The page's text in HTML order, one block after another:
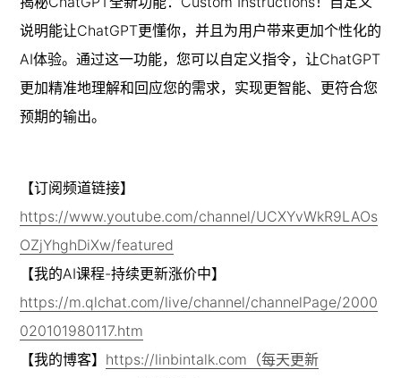
说明能让ChatGPT更懂你，并且为用户带来更加个性化的
AI体验。通过这一功能，您可以自定义指令，让ChatGPT
更加精准地理解和回应您的需求，实现更智能、更符合您
预期的输出。
【订阅频道链接】
https://www.youtube.com/channel/UCXYvWkR9LAOs
OZjYhghDiXw/featured
【我的AI课程-持续更新涨价中】
https://m.qlchat.com/live/channel/channelPage/2000
020101980117.htm
【我的博客】 https://linbintalk.com（每天更新